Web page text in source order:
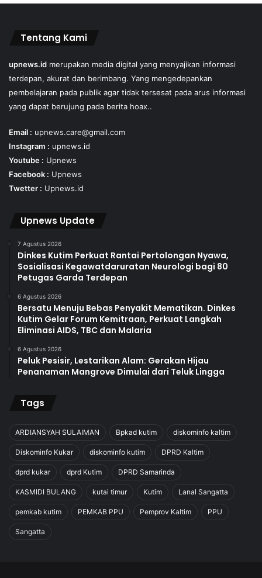
Tentang Kami
upnews.id merupakan media digital yang menyajikan informasi
terdepan, akurat dan berimbang. Yang mengedepankan
pembelajaran pada publik agar tidak tersesat pada arus informasi
yang dapat berujung pada berita hoax..
Email : upnews.care@gmail.com
Instagram : upnews.id
Youtube : Upnews
Facebook : Upnews
Twetter : Upnews.id
Upnews Update
7 Agustus 2026
Dinkes Kutim Perkuat Rantai Pertolongan Nyawa,
Sosialisasi Kegawatdaruratan Neurologi bagi 80
Petugas Garda Terdepan
6 Agustus 2026
Bersatu Menuju Bebas Penyakit Mematikan. Dinkes
Kutim Gelar Forum Kemitraan, Perkuat Langkah
Eliminasi AIDS, TBC dan Malaria
6 Agustus 2026
Peluk Pesisir, Lestarikan Alam: Gerakan Hijau
Penanaman Mangrove Dimulai dari Teluk Lingga
Tags
ARDIANSYAH SULAIMAN Bpkad kutim diskominfo kaltim
Diskominfo Kukar diskominfo kutim DPRD Kaltim
dprd kukar dprd Kutim DPRD Samarinda
KASMIDI BULANG kutai timur Kutim Lanal Sangatta
pemkab kutim PEMKAB PPU Pemprov Kaltim PPU
Sangatta